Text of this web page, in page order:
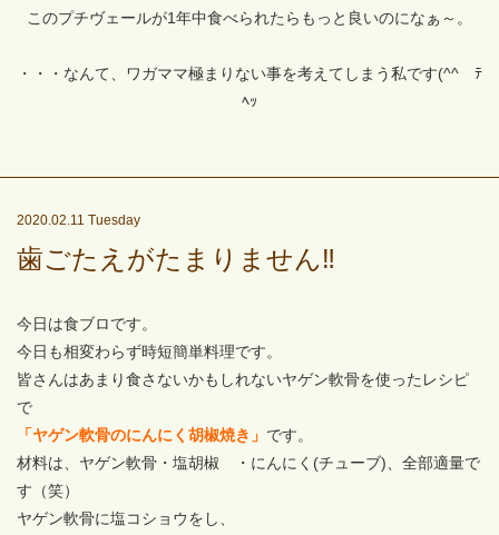
このプチヴェールが1年中食べられたらもっと良いのになぁ～。
・・・なんて、ワガママ極まりない事を考えてしまう私です(^^ゞﾃ
ﾍｯ
2020.02.11 Tuesday
歯ごたえがたまりません‼
今日は食ブロです。
今日も相変わらず時短簡単料理です。
皆さんはあまり食さないかもしれないヤゲン軟骨を使ったレシピ
で
「ヤゲン軟骨のにんにく胡椒焼き」 です。
材料は、ヤゲン軟骨・塩胡椒 ・にんにく(チューブ)、全部適量で
す（笑）
ヤゲン軟骨に塩コショウをし、